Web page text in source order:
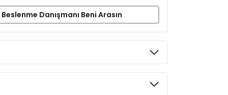
Beslenme Danışmanı Beni Arasın